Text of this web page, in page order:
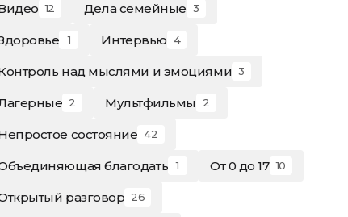
12 Дела семейные 3
1 Интервью 4
над мыслями и эмоциями 3
2 Мультфильмы 2
состояние 42
благодать 1 От 0 до 17 10
разговор 26